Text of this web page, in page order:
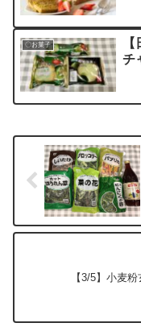
〇お菓子
チ
【3/5】小麦粉